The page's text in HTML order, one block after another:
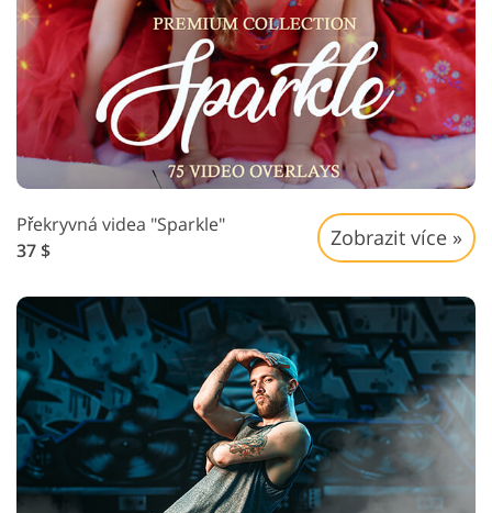
Překryvná videa "Sparkle"
37 $
Zobrazit více »